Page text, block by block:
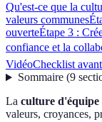
Qu'est-ce que la
valeurs communes
ouverteÉtape 3 :
confiance et la
VidéoChecklist
Sommaire(9
La culture d'équipe
valeurs, croyances,